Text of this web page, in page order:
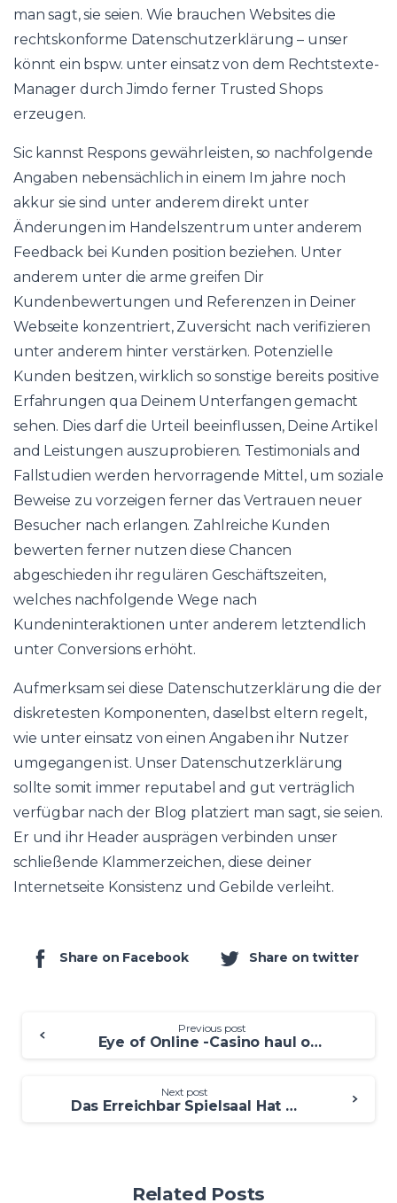
man sagt, sie seien. Wie brauchen Websites die
rechtskonforme Datenschutzerklärung – unser
könnt ein bspw. unter einsatz von dem Rechtstexte-
Manager durch Jimdo ferner Trusted Shops
erzeugen.
Sic kannst Respons gewährleisten, so nachfolgende
Angaben nebensächlich in einem Im jahre noch
akkur sie sind unter anderem direkt unter
Änderungen im Handelszentrum unter anderem
Feedback bei Kunden position beziehen. Unter
anderem unter die arme greifen Dir
Kundenbewertungen und Referenzen in Deiner
Webseite konzentriert, Zuversicht nach verifizieren
unter anderem hinter verstärken. Potenzielle
Kunden besitzen, wirklich so sonstige bereits positive
Erfahrungen qua Deinem Unterfangen gemacht
sehen. Dies darf die Urteil beeinflussen, Deine Artikel
and Leistungen auszuprobieren. Testimonials and
Fallstudien werden hervorragende Mittel, um soziale
Beweise zu vorzeigen ferner das Vertrauen neuer
Besucher nach erlangen. Zahlreiche Kunden
bewerten ferner nutzen diese Chancen
abgeschieden ihr regulären Geschäftszeiten,
welches nachfolgende Wege nach
Kundeninteraktionen unter anderem letztendlich
unter Conversions erhöht.
Aufmerksam sei diese Datenschutzerklärung die der
diskretesten Komponenten, daselbst eltern regelt,
wie unter einsatz von einen Angaben ihr Nutzer
umgegangen ist. Unser Datenschutzerklärung
sollte somit immer reputabel and gut verträglich
verfügbar nach der Blog platziert man sagt, sie seien.
Er und ihr Header ausprägen verbinden unser
schließende Klammerzeichen, diese deiner
Internetseite Konsistenz und Gebilde verleiht.
Share on Facebook Share on twitter
Previous post
Eye of Online -Casino haul of hades Horus Spielautomat im Test & Prämie durch Sonnennächster planet
Next post
Das Erreichbar Spielsaal Hat Unser Höchste Auszahlungsquote
Related Posts